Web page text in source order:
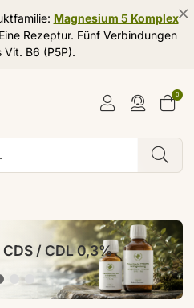
Magnesium 5 Komplex
Rezeptur. Fünf Verbindungen
Vit. B6 (P5P).
0
/ CDL 0,3%